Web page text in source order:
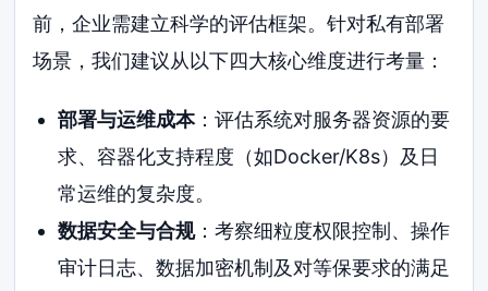
前，企业需建立科学的评估框架。针对私有部署
场景，我们建议从以下四大核心维度进行考量：
部署与运维成本：评估系统对服务器资源的要
求、容器化支持程度（如Docker/K8s）及日
常运维的复杂度。
数据安全与合规：考察细粒度权限控制、操作
审计日志、数据加密机制及对等保要求的满足